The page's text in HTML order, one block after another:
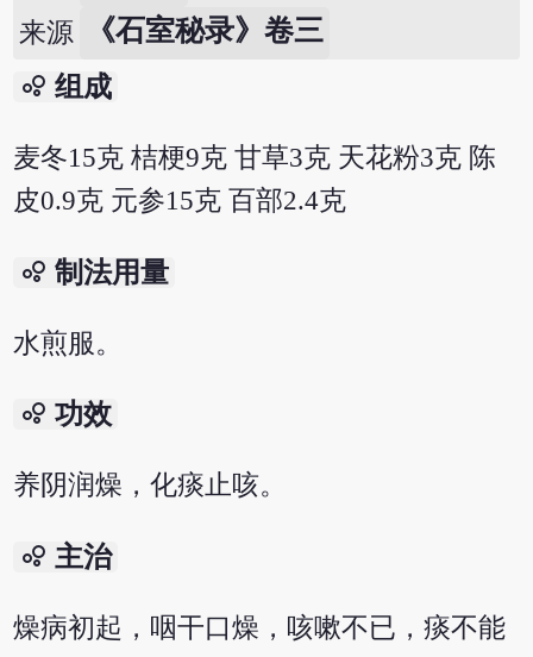
来源 《石室秘录》卷三
bubble_chart 组成
麦冬15克 桔梗9克 甘草3克 天花粉3克 陈
皮0.9克 元参15克 百部2.4克
bubble_chart 制法用量
水煎服。
bubble_chart 功效
养阴润燥，化痰止咳。
bubble_chart 主治
燥病初起，咽干口燥，咳嗽不已，痰不能